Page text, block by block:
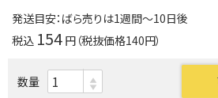
発送目安：ばら売りは1週間～10日後
税込 154 円（税抜価格140円）
数量